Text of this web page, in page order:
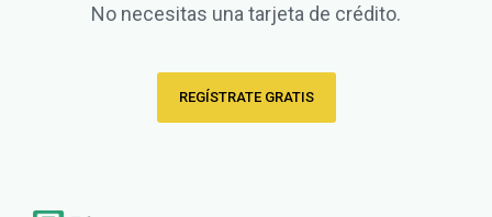
No necesitas una tarjeta de crédito.
REGÍSTRATE GRATIS